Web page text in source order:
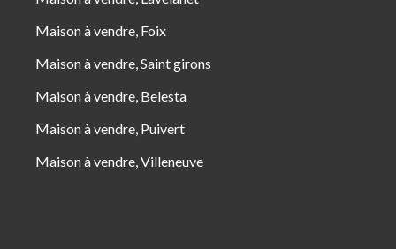
Maison à vendre, Foix
Maison à vendre, Saint girons
Maison à vendre, Belesta
Maison à vendre, Puivert
Maison à vendre, Villeneuve